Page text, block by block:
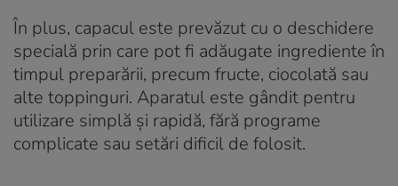
În plus, capacul este prevăzut cu o deschidere
specială prin care pot fi adăugate ingrediente în
timpul preparării, precum fructe, ciocolată sau
alte toppinguri. Aparatul este gândit pentru
utilizare simplă și rapidă, fără programe
complicate sau setări dificil de folosit.